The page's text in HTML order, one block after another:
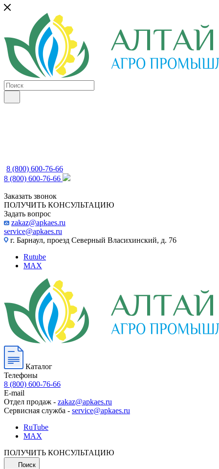
8 (800) 600-76-66
8 (800) 600-76-66
Заказать звонок
ПОЛУЧИТЬ КОНСУЛЬТАЦИЮ
Задать вопрос
zakaz@apkaes.ru
service@apkaes.ru
г. Барнаул, проезд Северный Власихинский, д. 76
Rutube
MAX
Каталог
Телефоны
8 (800) 600-76-66
E-mail
Отдел продаж - zakaz@apkaes.ru
Сервисная служба - service@apkaes.ru
RuTube
MAX
ПОЛУЧИТЬ КОНСУЛЬТАЦИЮ
Поиск